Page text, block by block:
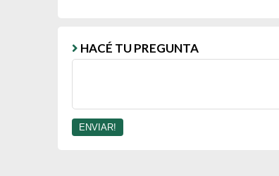
HACÉ TU PREGUNTA